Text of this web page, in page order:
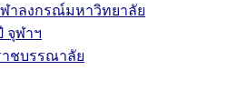
าลงกรณ์มหาวิทยาลัย
จุฬาฯ
ชบรรณาลัย